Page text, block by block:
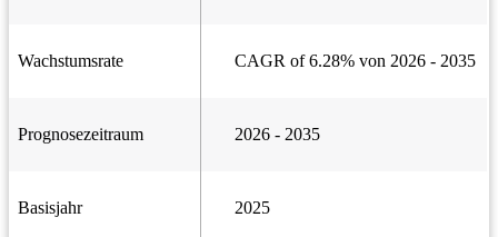
Wachstumsrate CAGR of 6.28% von 2026 - 2035
Prognosezeitraum 2026 - 2035
Basisjahr 2025